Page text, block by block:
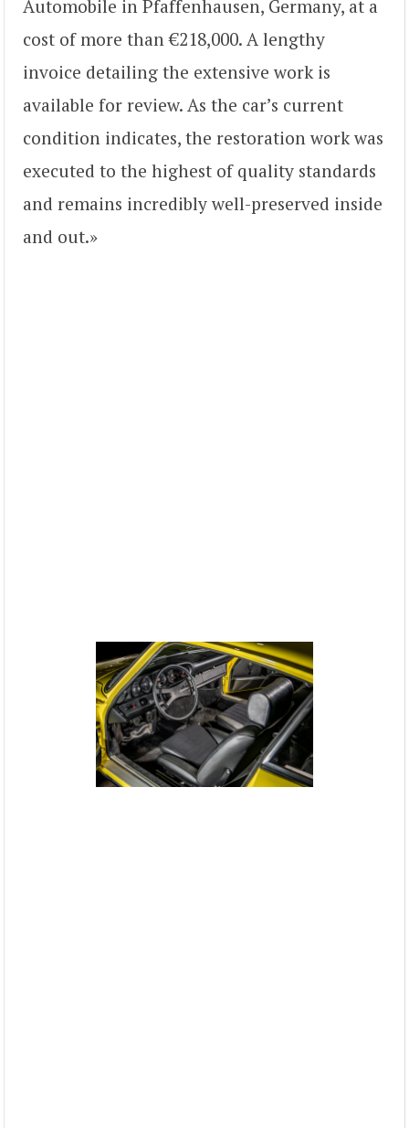
Automobile in Pfaffenhausen, Germany, at a
cost of more than €218,000. A lengthy
invoice detailing the extensive work is
available for review. As the car’s current
condition indicates, the restoration work was
executed to the highest of quality standards
and remains incredibly well-preserved inside
and out.»